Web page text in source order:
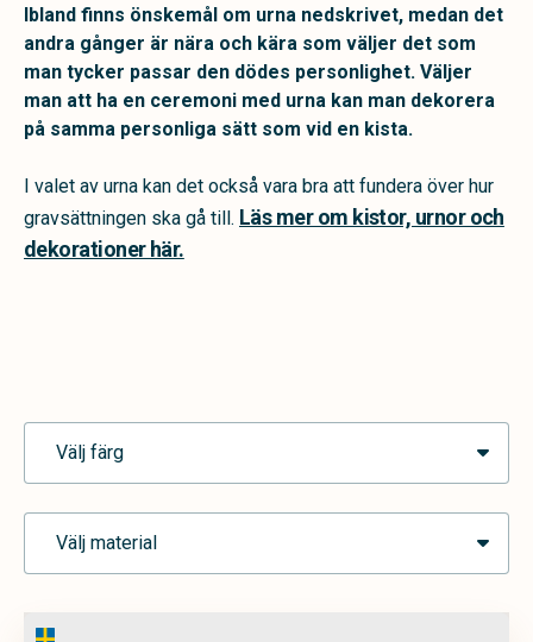
Ibland finns önskemål om urna nedskrivet, medan det
andra gånger är nära och kära som väljer det som
man tycker passar den dödes personlighet. Väljer
man att ha en ceremoni med urna kan man dekorera
på samma personliga sätt som vid en kista.
I valet av urna kan det också vara bra att fundera över hur
gravsättningen ska gå till. Läs mer om kistor, urnor och
dekorationer här.
Välj färg
Välj material